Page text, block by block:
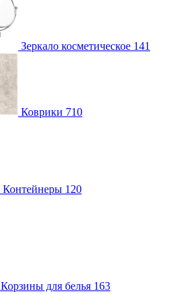
Зеркало косметическое 141
Коврики 710
Контейнеры 120
Корзины для белья 163